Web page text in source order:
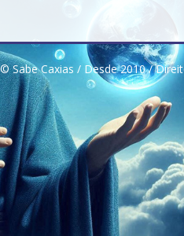
© Sabe Caxias / Desde 2010 /